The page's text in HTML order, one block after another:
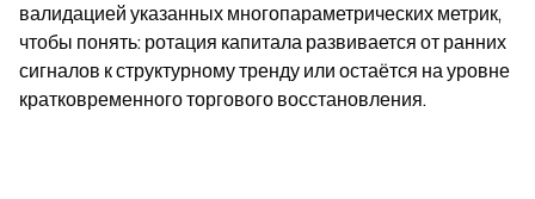
валидацией указанных многопараметрических метрик,
чтобы понять: ротация капитала развивается от ранних
сигналов к структурному тренду или остаётся на уровне
кратковременного торгового восстановления.